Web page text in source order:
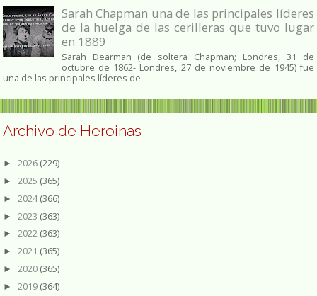
Sarah Chapman una de las principales líderes
de la huelga de las cerilleras que tuvo lugar
en 1889
Sarah Dearman (de soltera Chapman; Londres, 31 de
octubre de 1862​- Londres, 27 de noviembre de 1945)​ fue
una de las principales líderes de...
Archivo de Heroinas
► 2026 (229)
► 2025 (365)
► 2024(366)
► 2023 (363)
► 2022 (363)
► 2021 (365)
► 2020 (365)
► 2019 (364)